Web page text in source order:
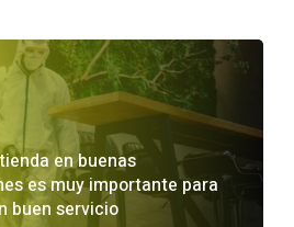
en buenas
es muy importante para
buen servicio